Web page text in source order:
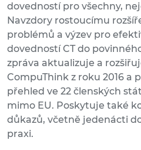
dovedností pro všechny,
Navzdory rostoucímu
problémů a výzev pro
dovedností CT do
zpráva aktualizuje a
CompuThink z roku 2016 a
přehled ve 22 členských
mimo EU. Poskytuje také
důkazů, včetně jedenácti
praxi.